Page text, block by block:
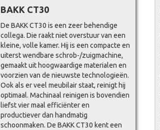
BAKK CT30
De BAKK CT30 is een zeer behendige
collega. Die raakt niet overstuur van een
kleine, volle kamer. Hij is een compacte en
uiterst wendbare schrob-/zuigmachine,
gemaakt uit hoogwaardige materialen en
voorzien van de nieuwste technologieën.
Ook als er veel meubilair staat, reinigt hij
optimaal. Machinaal reinigen is bovendien
liefst vier maal efficiënter en
productiever dan handmatig
schoonmaken. De BAKK CT30 kent een